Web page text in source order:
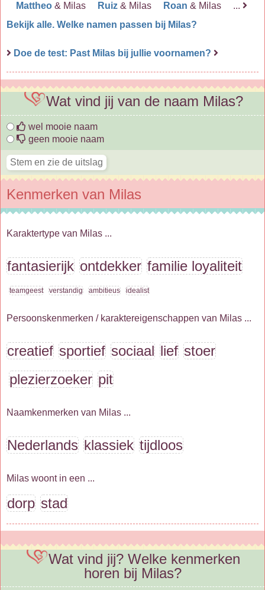
Mattheo & Milas Ruiz & Milas Roan & Milas ...
Bekijk alle. Welke namen passen bij Milas?
Doe de test: Past Milas bij jullie voornamen?
Wat vind jij van de naam Milas?
wel mooie naam
geen mooie naam
Kenmerken van Milas
Karaktertype van Milas ...
fantasierijk ontdekker familie loyaliteit
teamgeest verstandig ambitieus idealist
Persoonskenmerken / karaktereigenschappen van Milas ...
creatief sportief sociaal lief stoer
plezierzoeker pit
Naamkenmerken van Milas ...
Nederlands klassiek tijdloos
Milas woont in een ...
dorp stad
Wat vind jij? Welke kenmerken
horen bij Milas?